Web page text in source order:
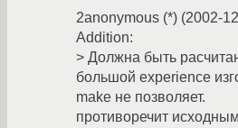
2anonymous (*) (2002-
Addition:
> Должна быть
большой experience
make не позволяет.
противоречит